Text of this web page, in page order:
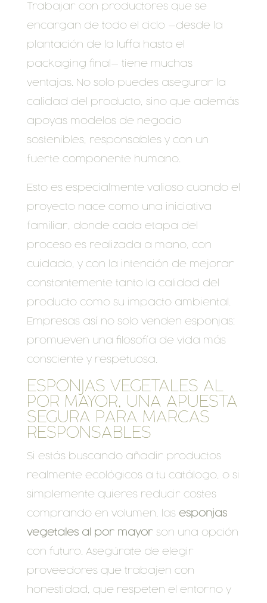
Trabajar con productores que se
encargan de todo el ciclo —desde la
plantación de la luffa hasta el
packaging final— tiene muchas
ventajas. No solo puedes asegurar la
calidad del producto, sino que además
apoyas modelos de negocio
sostenibles, responsables y con un
fuerte componente humano.
Esto es especialmente valioso cuando el
proyecto nace como una iniciativa
familiar, donde cada etapa del
proceso es realizada a mano, con
cuidado, y con la intención de mejorar
constantemente tanto la calidad del
producto como su impacto ambiental.
Empresas así no solo venden esponjas:
promueven una filosofía de vida más
consciente y respetuosa.
ESPONJAS VEGETALES AL
POR MAYOR, UNA APUESTA
SEGURA PARA MARCAS
RESPONSABLES
Si estás buscando añadir productos
realmente ecológicos a tu catálogo, o si
simplemente quieres reducir costes
comprando en volumen, las esponjas
vegetales al por mayorson una opción
con futuro. Asegúrate de elegir
proveedores que trabajen con
honestidad, que respeten el entorno y